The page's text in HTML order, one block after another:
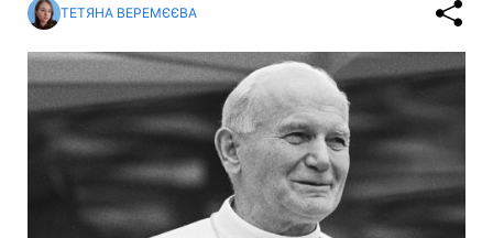
ТЕТЯНА ВЕРЕМЄЄВА